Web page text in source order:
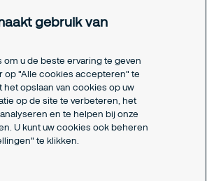
gebruik van
u de beste ervaring te geven
op "Alle cookies accepteren" te
het opslaan van cookies op uw
op de site te verbeteren, het
en te helpen bij onze
U kunt uw cookies ook beheren
te klikken.